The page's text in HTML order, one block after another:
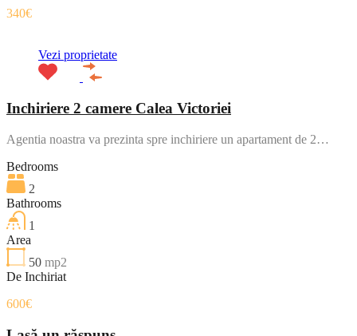
340€
Vezi proprietate
Inchiriere 2 camere Calea Victoriei
Agentia noastra va prezinta spre inchiriere un apartament de 2…
Bedrooms
2
Bathrooms
1
Area
50 mp2
De Inchiriat
600€